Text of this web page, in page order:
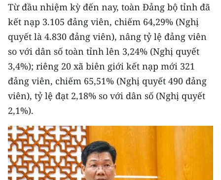
Video
Media Chính trị
Media Kinh tế
Media Văn hóa
Media Xã hội
Media Pháp luật
Media Du lịch
Media Thế giới
Từ đầu nhiệm kỳ đến nay, toàn Đảng bộ tỉnh đã
kết nạp 3.105 đảng viên, chiếm 64,29% (Nghị
quyết là 4.830 đảng viên), nâng tỷ lệ đảng viên
so với dân số toàn tỉnh lên 3,24% (Nghị quyết
3,4%); riêng 20 xã biên giới kết nạp mới 321
đảng viên, chiếm 65,51% (Nghị quyết 490 đảng
viên), tỷ lệ đạt 2,18% so với dân số (Nghị quyết
2,1%).